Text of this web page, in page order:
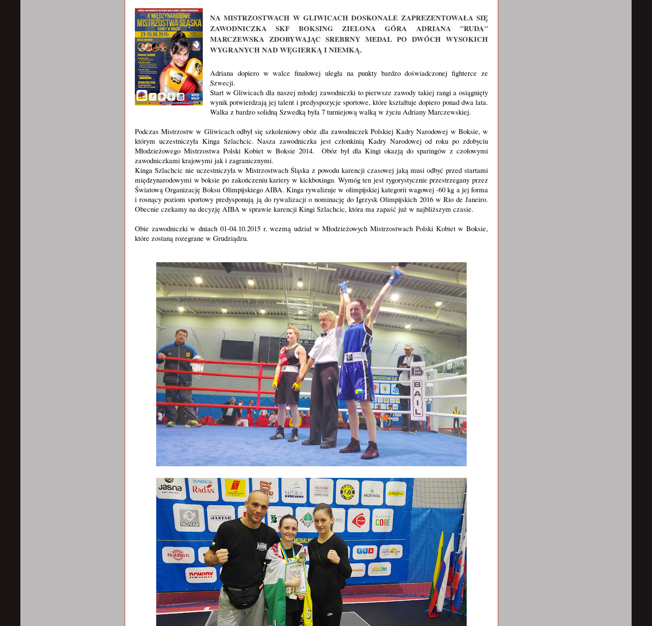
NA MISTRZOSTWACH W GLIWICACH DOSKONALE ZAPREZENTOWAŁA SIĘ
ZAWODNICZKA SKF BOKSING ZIELONA GÓRA ADRIANA "RUDA"
MARCZEWSKA ZDOBYWAJĄC SREBRNY MEDAL PO DWÓCH WYSOKICH
WYGRANYCH NAD WĘGIERKĄ I NIEMKĄ.
Adriana dopiero w walce finałowej uległa na punkty bardzo doświadczonej fighterce ze
Szwecji.
Start w Gliwicach dla naszej młodej zawodniczki to pierwsze zawody takiej rangi a osiągnięty
wynik potwierdzają jej talent i predyspozycje sportowe, które kształtuje dopiero ponad dwa lata.
Walka z bardzo solidną Szwedką była 7 turniejową walką w życiu Adriany Marczewskiej.
Podczas Mistrzostw w Gliwicach odbył się szkoleniowy obóz dla zawodniczek Polskiej Kadry Narodowej w Boksie, w
którym uczestniczyła Kinga Szlachcic. Nasza zawodniczka jest członkinią Kadry Narodowej od roku po zdobyciu
Młodzieżowego Mistrzostwa Polski Kobiet w Boksie 2014. Obóz był dla Kingi okazją do sparingów z czołowymi
zawodniczkami krajowymi jak i zagranicznymi.
Kinga Szlachcic nie uczestniczyła w Mistrzostwach Śląska z powodu karencji czasowej jaką musi odbyć przed startami
międzynarodowymi w boksie po zakończeniu kariery w kickboxingu. Wymóg ten jest rygorystycznie przestrzegany przez
Światową Organizację Boksu Olimpijskiego AIBA. Kinga rywalizuje w olimpijskiej kategorii wagowej -60 kg a jej forma
i rosnący poziom sportowy predysponują ją do rywalizacji o nominację do Igrzysk Olimpijskich 2016 w Rio de Janeiro.
Obecnie czekamy na decyzję AIBA w sprawie karencji Kingi Szlachcic, która ma zapaść już w najbliższym czasie.
Obie zawodniczki w dniach 01-04.10.2015 r. wezmą udział w Młodzieżowych Mistrzostwach Polski Kobiet w Boksie,
które zostaną rozegrane w Grudziądzu.